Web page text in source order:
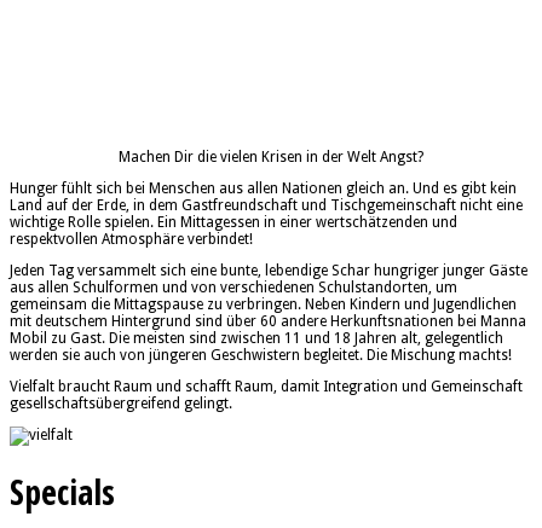
Machen Dir die vielen Krisen in der Welt Angst?
Hunger fühlt sich bei Menschen aus allen Nationen gleich an. Und es gibt kein
Land auf der Erde, in dem Gastfreundschaft und Tischgemeinschaft nicht eine
wichtige Rolle spielen. Ein Mittagessen in einer wertschätzenden und
respektvollen Atmosphäre verbindet!
Jeden Tag versammelt sich eine bunte, lebendige Schar hungriger junger Gäste
aus allen Schulformen und von verschiedenen Schulstandorten, um
gemeinsam die Mittagspause zu verbringen. Neben Kindern und Jugendlichen
mit deutschem Hintergrund sind über 60 andere Herkunftsnationen bei Manna
Mobil zu Gast. Die meisten sind zwischen 11 und 18 Jahren alt, gelegentlich
werden sie auch von jüngeren Geschwistern begleitet. Die Mischung machts!
Vielfalt braucht Raum und schafft Raum, damit Integration und Gemeinschaft
gesellschaftsübergreifend gelingt.
Specials